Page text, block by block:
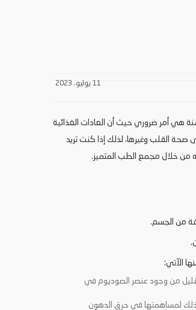
11 يوليو، 2023
هي أمر ضروري حيث أن العادات الغذائية
القلب وغيرها، لذلك إذا كنت تريد
من خلال مجمع الطب المتميز.
من الجسم.
الآتي:
من وجود عنصر الصوديوم في
وذلك لمساهمتها في حرق الدهون